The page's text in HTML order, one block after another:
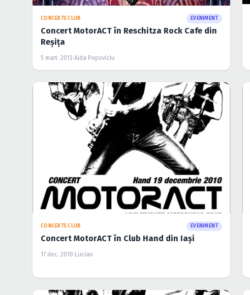
CONCERTE CLUB EVENIMENT
Concert MotorACT în Reschitza Rock Cafe din
Reşiţa
5 mart. 2013·Aida Popoviciu
CONCERTE CLUB EVENIMENT
Concert MotorACT în Club Hand din Iaşi
17 dec. 2010·Lucian